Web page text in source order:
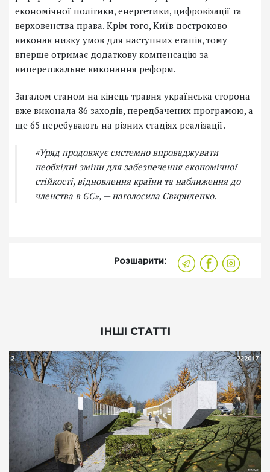
економічної політики, енергетики, цифровізації та
верховенства права. Крім того, Київ достроково
виконав низку умов для наступних етапів, тому
вперше отримає додаткову компенсацію за
випереджальне виконання реформ.
Загалом станом на кінець травня українська сторона
вже виконала 86 заходів, передбачених програмою, а
ще 65 перебувають на різних стадіях реалізації.
«Уряд продовжує системно впроваджувати
необхідні зміни для забезпечення економічної
стійкості, відновлення країни та наближення до
членства в ЄС», — наголосила Свириденко.
Розшарити:
ІНШІ СТАТТІ